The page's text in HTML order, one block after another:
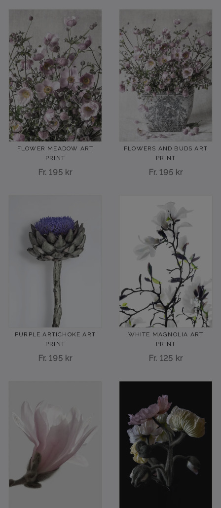
FLOWER MEADOW ART
PRINT
Fr. 195 kr
FLOWERS AND BUDS ART
PRINT
Fr. 195 kr
PURPLE ARTICHOKE ART
PRINT
Fr. 195 kr
WHITE MAGNOLIA ART
PRINT
Fr. 125 kr